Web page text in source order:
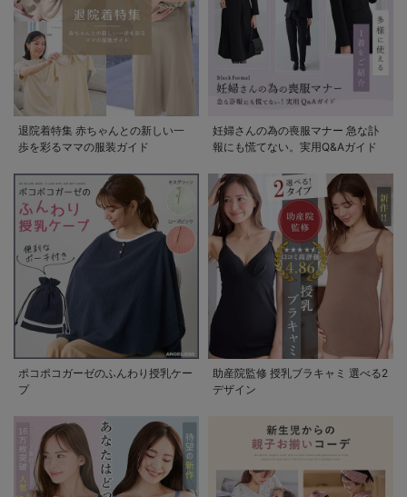
退院着特集 赤ちゃんとの新しい一
歩を彩るママの服装ガイド
妊婦さんの為の喪服マナー 急な訃
報にも慌てない。実用Q&Aガイド
ポコポコガーゼのふんわり授乳ケー
プ
助産院監修 授乳ブラキャミ 選べる2
デザイン